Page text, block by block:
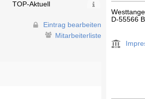
TOP-Aktuell
Eintrag bearbeiten
Mitarbeiterliste
D-55566